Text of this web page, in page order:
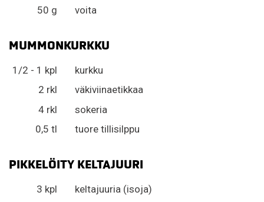
50 g
voita
MUMMONKURKKU
1/2 - 1 kpl
kurkku
2 rkl
väkiviinaetikkaa
4 rkl
sokeria
0,5 tl
tuore tillisilppu
PIKKELÖITY KELTAJUURI
3 kpl
keltajuuria (isoja)